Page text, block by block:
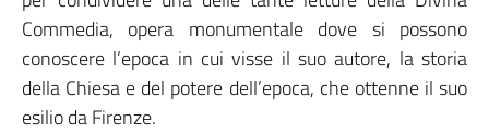
Commedia, opera monumentale dove si possono
conoscere l’epoca in cui visse il suo autore, la storia
della Chiesa e del potere dell’epoca, che ottenne il suo
esilio da Firenze.